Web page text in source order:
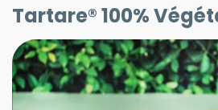
Tartare® 100%